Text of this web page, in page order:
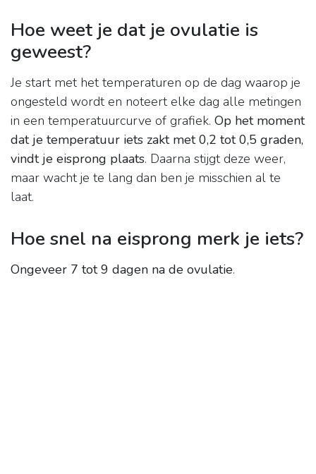
Hoe weet je dat je ovulatie is
geweest?
Je start met het temperaturen op de dag waarop je
ongesteld wordt en noteert elke dag alle metingen
in een temperatuurcurve of grafiek. Op het moment
dat je temperatuur iets zakt met 0,2 tot 0,5 graden,
vindt je eisprong plaats. Daarna stijgt deze weer,
maar wacht je te lang dan ben je misschien al te
laat.
Hoe snel na eisprong merk je iets?
Ongeveer 7 tot 9 dagen na de ovulatie.